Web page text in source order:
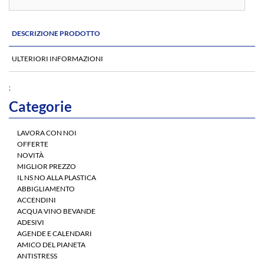
DESCRIZIONE PRODOTTO
ULTERIORI INFORMAZIONI
;
Categorie
LAVORA CON NOI
OFFERTE
NOVITÀ
MIGLIOR PREZZO
IL NS NO ALLA PLASTICA
ABBIGLIAMENTO
ACCENDINI
ACQUA VINO BEVANDE
ADESIVI
AGENDE E CALENDARI
AMICO DEL PIANETA
ANTISTRESS